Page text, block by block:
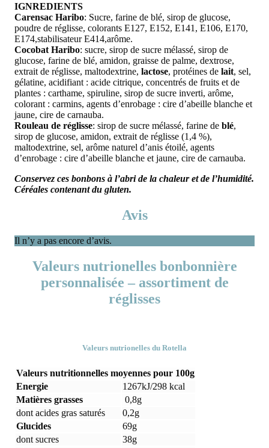
IGNREDIENTS
Carensac Haribo: Sucre, farine de blé, sirop de glucose,
poudre de réglisse, colorants E127, E152, E141, E106, E170,
E174,stabilisateur E414,arôme.
Cocobat Haribo: sucre, sirop de sucre mélassé, sirop de
glucose, farine de blé, amidon, graisse de palme, dextrose,
extrait de réglisse, maltodextrine, lactose, protéines de lait, sel,
gélatine, acidifiant : acide citrique, concentrés de fruits et de
plantes : carthame, spiruline, sirop de sucre inverti, arôme,
colorant : carmins, agents d’enrobage : cire d’abeille blanche et
jaune, cire de carnauba.
Rouleau de réglisse: sirop de sucre mélassé, farine de blé,
sirop de glucose, amidon, extrait de réglisse (1,4 %),
maltodextrine, sel, arôme naturel d’anis étoilé, agents
d’enrobage : cire d’abeille blanche et jaune, cire de carnauba.
Conservez ces bonbons à l’abri de la chaleur et de l’humidité.
Céréales contenant du gluten.
Avis
Il n’y a pas encore d’avis.
Valeurs nutrionelles bonbonnière
personnalisée – assortiment de
réglisses
Valeurs nutrionelles du Rotella
Valeurs nutritionnelles moyennes pour 100g
Energie
1267kJ/298 kcal
Matières grasses
0,8g
dont acides gras saturés
0,2g
Glucides
69g
dont sucres
38g